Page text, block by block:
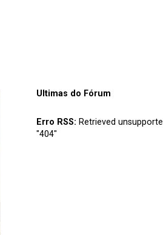
Ultimas do Fórum
Erro RSS: Retrieved
"404"